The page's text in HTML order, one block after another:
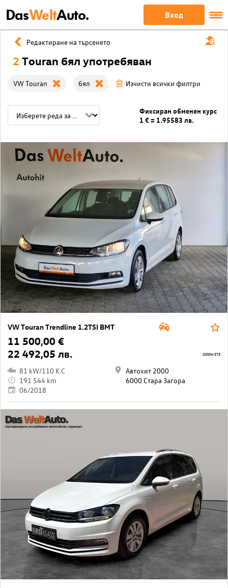
DasWeltAuto. Вход
Редактиране на търсенето
2 Touran бял употребяван
VW Touran бял Изчисти всички филтри
Фиксиран обменен курс
1 € = 1.95583 лв.
VW Touran Trendline 1.2TSI BMT
11 500,00 €
22 492,05 лв.
81 kW/110 K.C
191 544 km
06/2018
Автохит 2000
6000 Стара Загора
20004/575